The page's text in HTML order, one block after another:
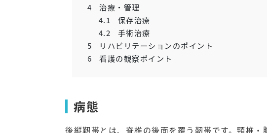
4
治療・管理
4.1
保存治療
4.2
手術治療
5
リハビリテーションのポイント
6
看護の観察ポイント
病態
後縦靭帯とは、脊椎の後面を覆う靭帯です。頸椎